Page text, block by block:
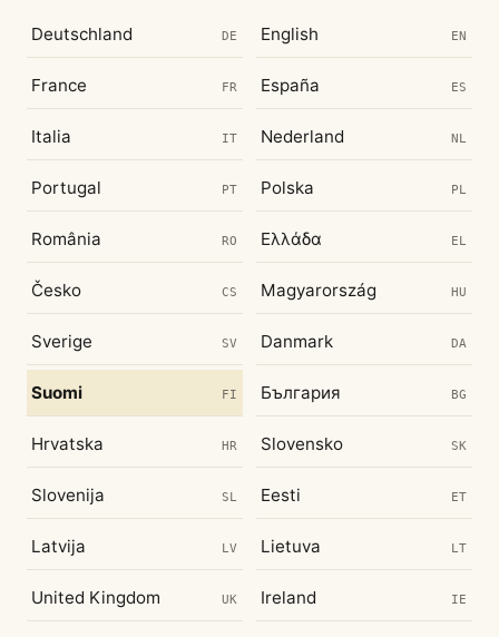
Deutschland DE English EN
France FR España ES
Italia IT Nederland NL
Portugal PT Polska PL
România RO Ελλάδα EL
Česko CS Magyarország HU
Sverige SV Danmark DA
Suomi FI България BG
Hrvatska HR Slovensko SK
Slovenija SL Eesti ET
Latvija LV Lietuva LT
United Kingdom UK Ireland IE